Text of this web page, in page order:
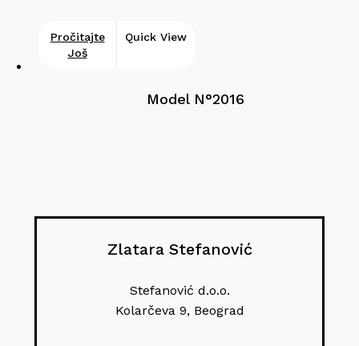
Pročitajte
Još
Quick View
Model N°2016
Zlatara Stefanović
Stefanović d.o.o.
Kolarčeva 9, Beograd